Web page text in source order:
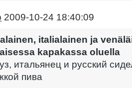
2009-10-24 18:40:09
italialainen ja
kapakassa oluella
итальянец и русский
пива